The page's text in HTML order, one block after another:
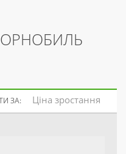
ЗА: Ціна зростання